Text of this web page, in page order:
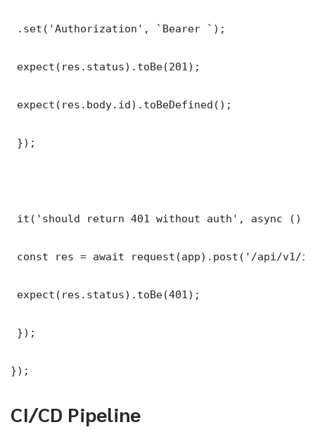
.set('Authorization', `Bearer `);
expect(res.status).toBe(201);
expect(res.body.id).toBeDefined();
});
it('should return 401 without auth', async ()
const res = await request(app).post('/api/v1/
expect(res.status).toBe(401);
});
});
CI/CD Pipeline